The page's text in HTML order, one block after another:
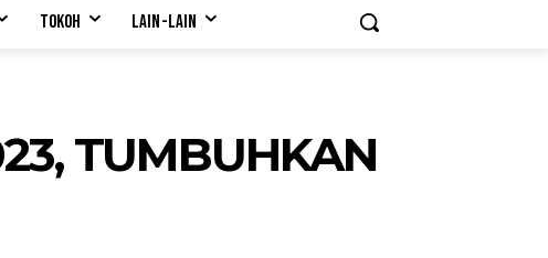
TOKOH LAIN-LAIN
TUMBUHKAN